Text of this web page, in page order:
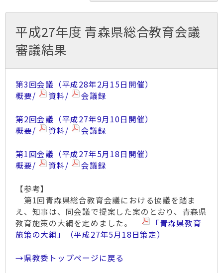
平成27年度 青森県総合教育会議
審議結果
第3回会議（平成28年2月15日開催）
概要/
資料/ 会議録
第2回会議（平成27年9月10日開催）
概要/
資料/ 会議録
第1回会議（平成27年5月18日開催）
概要/
資料/ 会議録
【参考】
第1回青森県総合教育会議における協議を踏ま
え、知事は、同会議で提案した案のとおり、青森県
教育施策の大綱を定めました。
「青森県教育
施策の大綱」（平成27年5月18日策定）
→県教委トップページに戻る